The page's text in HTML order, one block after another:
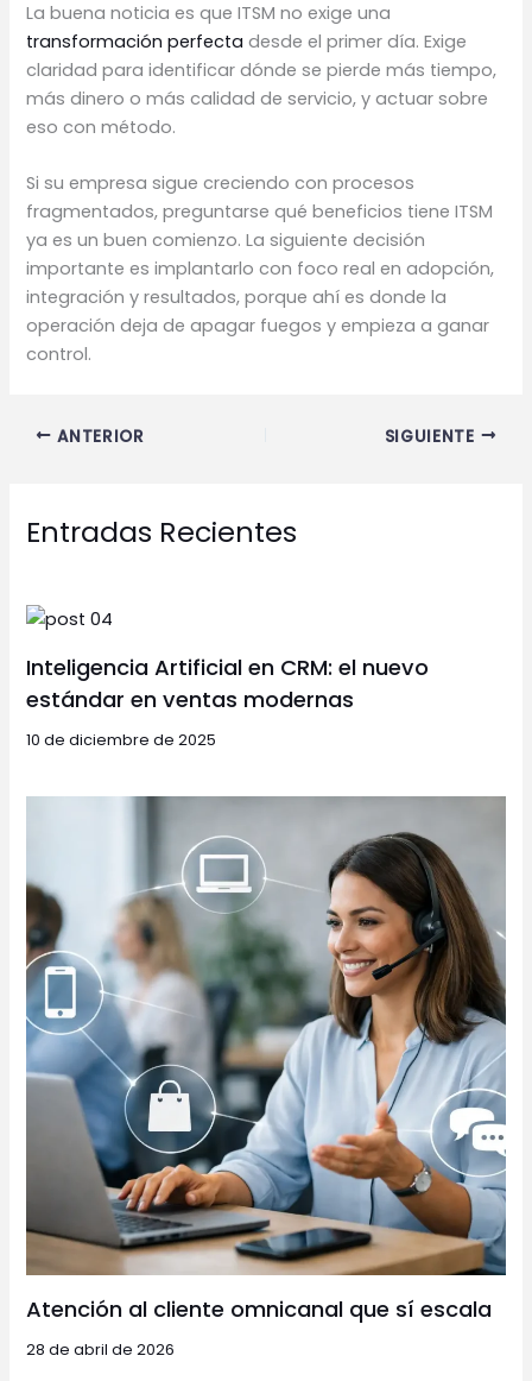
La buena noticia es que ITSM no exige una
transformación perfecta desde el primer día. Exige
claridad para identificar dónde se pierde más tiempo,
más dinero o más calidad de servicio, y actuar sobre
eso con método.
Si su empresa sigue creciendo con procesos
fragmentados, preguntarse qué beneficios tiene ITSM
ya es un buen comienzo. La siguiente decisión
importante es implantarlo con foco real en adopción,
integración y resultados, porque ahí es donde la
operación deja de apagar fuegos y empieza a ganar
control.
ANTERIOR SIGUIENTE
Entradas Recientes
Inteligencia Artificial en CRM: el nuevo
estándar en ventas modernas
10 de diciembre de 2025
Atención al cliente omnicanal que sí escala
28 de abril de 2026